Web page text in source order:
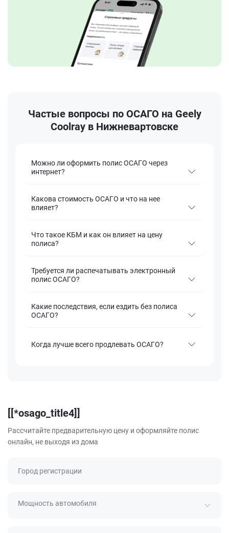
Частые вопросы по ОСАГО на Geely
Coolray в Нижневартовске
Можно ли оформить полис ОСАГО через
интернет?
Какова стоимость ОСАГО и что на нее
влияет?
Что такое КБМ и как он влияет на цену
полиса?
Требуется ли распечатывать электронный
полис ОСАГО?
Какие последствия, если ездить без полиса
ОСАГО?
Когда лучше всего продлевать ОСАГО?
[[*osago_title4]]
Рассчитайте предварительную цену и оформляйте полис
онлайн, не выходя из дома
Город регистрации
Мощность автомобиля